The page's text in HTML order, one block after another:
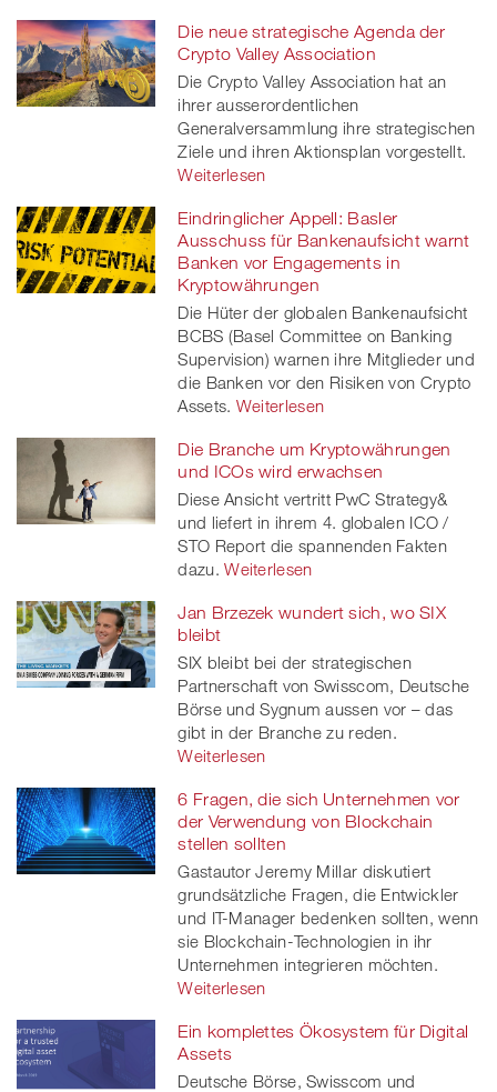
Die neue strategische Agenda der
Crypto Valley Association
Die Crypto Valley Association hat an
ihrer ausserordentlichen
Generalversammlung ihre strategischen
Ziele und ihren Aktionsplan vorgestellt.
Weiterlesen
Eindringlicher Appell: Basler
Ausschuss für Bankenaufsicht warnt
Banken vor Engagements in
Kryptowährungen
Die Hüter der globalen Bankenaufsicht
BCBS (Basel Committee on Banking
Supervision) warnen ihre Mitglieder und
die Banken vor den Risiken von Crypto
Assets. Weiterlesen
Die Branche um Kryptowährungen
und ICOs wird erwachsen
Diese Ansicht vertritt PwC Strategy&
und liefert in ihrem 4. globalen ICO /
STO Report die spannenden Fakten
dazu. Weiterlesen
Jan Brzezek wundert sich, wo SIX
bleibt
SIX bleibt bei der strategischen
Partnerschaft von Swisscom, Deutsche
Börse und Sygnum aussen vor – das
gibt in der Branche zu reden.
Weiterlesen
6 Fragen, die sich Unternehmen vor
der Verwendung von Blockchain
stellen sollten
Gastautor Jeremy Millar diskutiert
grundsätzliche Fragen, die Entwickler
und IT-Manager bedenken sollten, wenn
sie Blockchain-Technologien in ihr
Unternehmen integrieren möchten.
Weiterlesen
Ein komplettes Ökosystem für Digital
Assets
Deutsche Börse, Swisscom und